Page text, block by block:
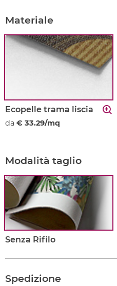
Materiale
Ecopelle trama liscia
da € 33.29/mq
Modalità taglio
Senza Rifilo
Spedizione